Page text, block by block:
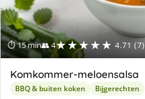
⏱ 15 min👥 4★★★★★ 4.71 (7)
Komkommer-meloensalsa
BBQ & buiten koken Bijgerechten